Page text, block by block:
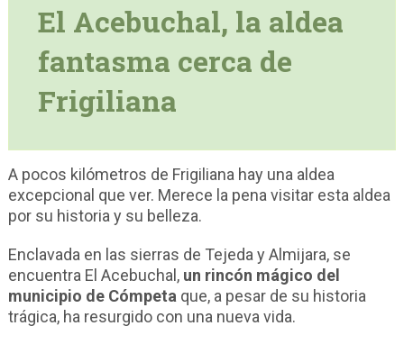
El Acebuchal, la aldea
fantasma cerca de
Frigiliana
A pocos kilómetros de Frigiliana hay una aldea
excepcional que ver. Merece la pena visitar esta aldea
por su historia y su belleza.
Enclavada en las sierras de Tejeda y Almijara, se
encuentra El Acebuchal, un rincón mágico del
municipio de Cómpeta que, a pesar de su historia
trágica, ha resurgido con una nueva vida.